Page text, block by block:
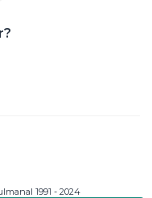
1991 - 2024